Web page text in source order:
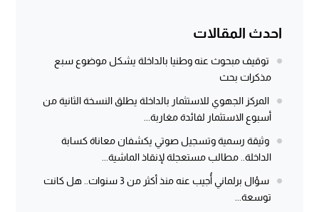
احدث المقالات
توقيف مبحوث عنه وطنيا بالداخلة يشكل موضوع سبع
مذكرات بحث
المركز الجهوي للاستثمار بالداخلة يطلق النسخة الثانية من
أسبوع الاستثمار لفائدة مغاربة...
وثيقة رسمية وتسجيل صوتي يكشفان معاناة كسابة
الداخلة.. مطالب مستعجلة لإنقاذ الماشية...
سؤال برلماني أُجيب عنه منذ أكثر من 3 سنوات.. هل كانت
توسعة...